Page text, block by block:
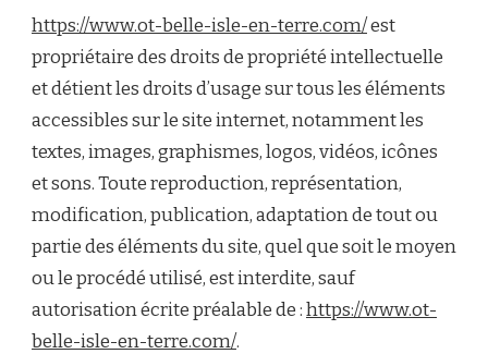
https://www.ot-belle-isle-en-terre.com/est
propriétaire des droits de propriété intellectuelle
et détient les droits d’usage sur tous les éléments
accessibles sur le site internet, notamment les
textes, images, graphismes, logos, vidéos, icônes
et sons. Toute reproduction, représentation,
modification, publication, adaptation de tout ou
partie des éléments du site, quel que soit le moyen
ou le procédé utilisé, est interdite, sauf
autorisation écrite préalable de :https://www.ot-
belle-isle-en-terre.com/.